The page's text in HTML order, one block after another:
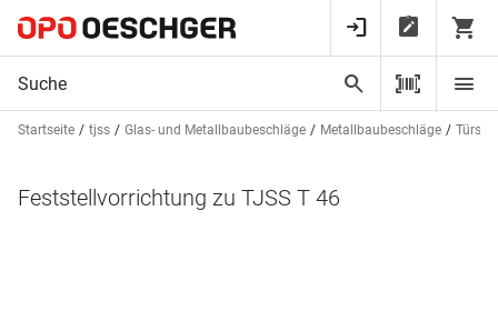
Startseite tjss Glas- und Metallbaubeschläge Metallbaubeschläge
Feststellvorrichtung zu TJSS T 46